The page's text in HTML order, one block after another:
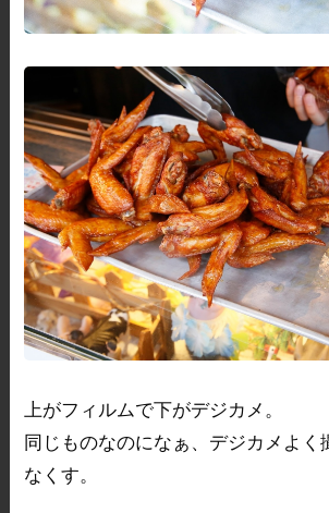
上がフィルムで下がデジカメ。
同じものなのになぁ、デジカメよく
なくす。